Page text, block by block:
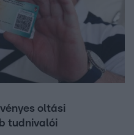
oltási
tudnivalói